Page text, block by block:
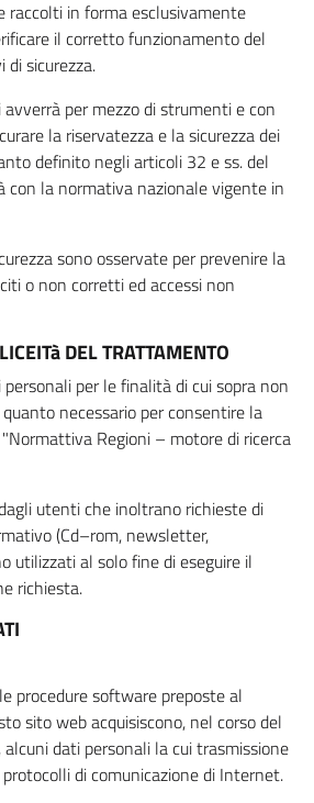
raccolti in forma esclusivamente
il corretto funzionamento del
sicurezza.
per mezzo di strumenti e con
la riservatezza e la sicurezza dei
definito negli articoli 32 e ss. del
con la normativa nazionale vigente in
sono osservate per prevenire la
o non corretti ed accessi non
DEL TRATTAMENTO
per le finalità di cui sopra non
necessario per consentire la
Regioni – motore di ricerca
utenti che inoltrano richieste di
(Cd–rom, newsletter,
utilizzati al solo fine di eseguire il
richiesta.
procedure software preposte al
sito web acquisiscono, nel corso del
dati personali la cui trasmissione
di comunicazione di Internet.